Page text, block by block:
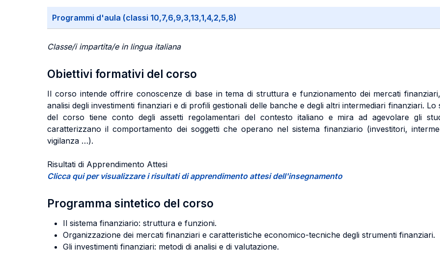
Programmi d'aula (classi 10,7,6,9,3,13,1,4,2,5,8)
Classe/i impartita/e in lingua italiana
Obiettivi formativi del corso
Il corso intende offrire conoscenze di base in tema di struttura e funzionamento dei mercati
analisi degli investimenti finanziari e di profili gestionali delle banche e degli altri intermediari finanziari.
del corso tiene conto degli assetti regolamentari del contesto italiano e mira ad agevolare gli
caratterizzano il comportamento dei soggetti che operano nel sistema finanziario (investitori,
vigilanza …).
Risultati di Apprendimento Attesi
Clicca qui per visualizzare i risultati di apprendimento attesi dell'insegnamento
Programma sintetico del corso
Il sistema finanziario: struttura e funzioni.
Organizzazione dei mercati finanziari e caratteristiche economico-tecniche degli strumenti finanziari.
Gli investimenti finanziari: metodi di analisi e di valutazione.